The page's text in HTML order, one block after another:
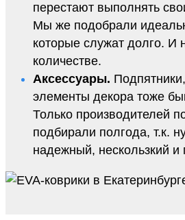
перестают выполнять
Мы же подобрали
которые служат долго. И
количестве.
Аксессуары.
элементы декора тоже
Только производителей
подбирали полгода, т.к.
надежный, нескользкий